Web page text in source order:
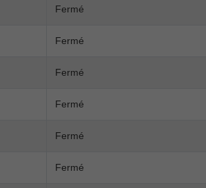
Fermé
Fermé
Fermé
Fermé
Fermé
Fermé